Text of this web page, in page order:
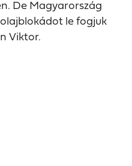
De Magyarország
le fogjuk
Viktor.